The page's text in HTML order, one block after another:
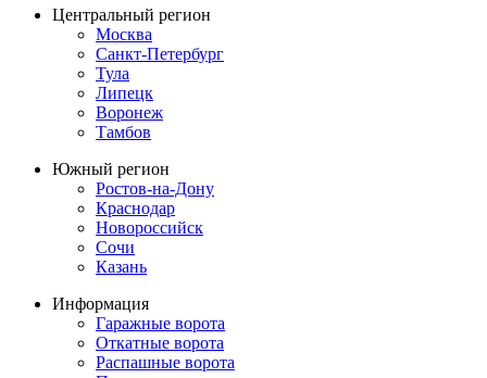
Центральный регион
Москва
Санкт-Петербург
Тула
Липецк
Воронеж
Тамбов
Южный регион
Ростов-на-Дону
Краснодар
Новороссийск
Сочи
Казань
Информация
Гаражные ворота
Откатные ворота
Распашные ворота